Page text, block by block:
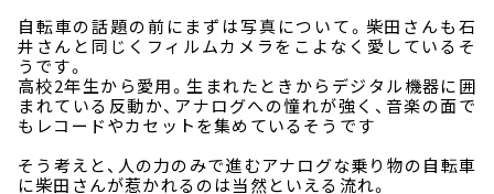
自転車の話題の前にまずは写真について。柴田さんも石
井さんと同じくフィルムカメラをこよなく愛しているそ
うです。
高校2年生から愛用。生まれたときからデジタル機器に囲
まれている反動か、アナログへの憧れが強く、音楽の面で
もレコードやカセットを集めているそうです
そう考えと、人の力のみで進むアナログな乗り物の自転車
に柴田さんが惹かれるのは当然といえる流れ。